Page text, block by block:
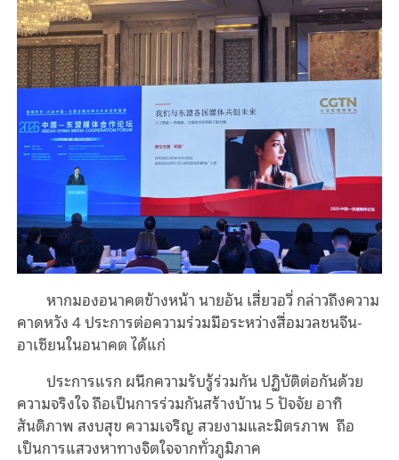
หากมองอนาคตข้างหน้า นายอัน เสี่ยวอวี่ กล่าวถึงความ
คาดหวัง 4 ประการต่อความร่วมมือระหว่างสื่อมวลชนจีน-
อาเซียนในอนาคต ได้แก่
ประการแรก ผนึกความรับรู้ร่วมกัน ปฏิบัติต่อกันด้วย
ความจริงใจ ถือเป็นการร่วมกันสร้างบ้าน 5 ปัจจัย อาทิ
สันติภาพ สงบสุข ความเจริญ สวยงามและมิตรภาพ ถือ
เป็นการแสวงหาทางจิตใจจากทั่วภูมิภาค